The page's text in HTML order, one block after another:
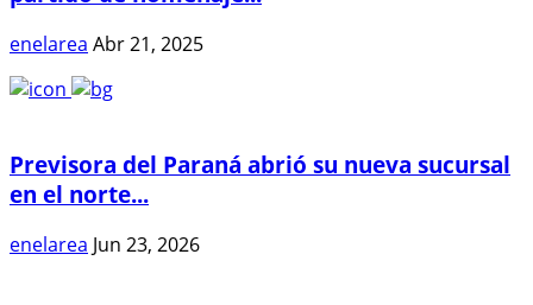
enelarea Abr 21, 2025
Previsora del Paraná abrió su nueva sucursal
en el norte...
enelarea Jun 23, 2026